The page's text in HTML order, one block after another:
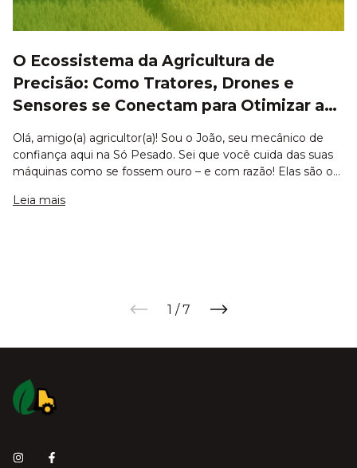
O Ecossistema da Agricultura de
Precisão: Como Tratores, Drones e
Sensores se Conectam para Otimizar a
Olá, amigo(a) agricultor(a)! Sou o João, seu mecânico de
confiança aqui na Só Pesado. Sei que você cuida das suas
máquinas como se fossem ouro – e com razão! Elas são o
graxa e motor. Vamos conve
Leia mais
1 / 7